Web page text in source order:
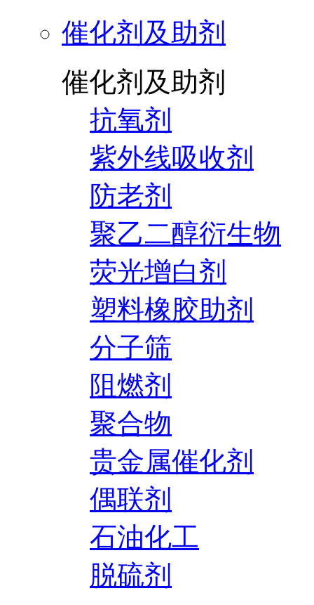
催化剂及助剂
催化剂及助剂
抗氧剂
紫外线吸收剂
防老剂
聚乙二醇衍生物
荧光增白剂
塑料橡胶助剂
分子筛
阻燃剂
聚合物
贵金属催化剂
偶联剂
石油化工
脱硫剂